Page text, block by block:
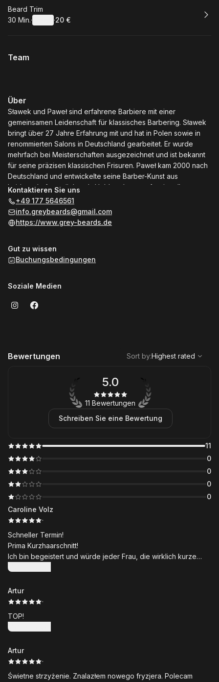
Buchen
Beard Trim
.Dauer:
30 Min.· ·
.Preis
20 €
Team
Über
Sławek und Paweł sind erfahrene Barbiere mit einer
gemeinsamen Leidenschaft für klassisches Barbering. Sławek
bringt über 27 Jahre Erfahrung mit und hat in Polen sowie in
renommierten Salons in Deutschland gearbeitet. Er wurde
mehrfach bei Meisterschaften ausgezeichnet und ist bekannt
für seine präzisen klassischen Frisuren. Paweł kam 2000 nach
Deutschland und entwickelte seine Barber-Kunst aus
Leidenschaft, zunächst als Hobby, dann professionell.
Gemeinsam führen sie den einzigen polnischen Barbershop in
Hessen – Grey Beards, einen Ort mit Charakter, Seele und
echter Handwerkskunst.
Kontaktieren Sie uns
+49 177 5646561
info.greybeards@gmail.com
https://www.grey-beards.de
Gut zu wissen
Buchungsbedingungen
Soziale Medien
Bewertungen
Highest rated
Sort by:Highest rated
11
0
0
0
0
5.0
11 Bewertungen
Schreiben Sie eine Bewertung
Caroline Volz
·
Schneller Termin!
Prima Kurzhaarschnitt!
Ich bin begeistert und würde jeder Frau, die wirklich kurze
Haare trägt, diesen Salon empfehlen. Bis ins kleinste Detail
Danke an euch👍
Mehr anzeigen
Artur
·
TOP!
Mehr anzeigen
Artur
·
Świetne strzyżenie. Znalazłem nowego fryzjera. Polecam